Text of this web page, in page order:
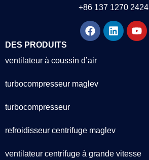
+86 137 1270 2424
DES PRODUITS
ventilateur à coussin d’air
turbocompresseur maglev
turbocompresseur
refroidisseur centrifuge maglev
ventilateur centrifuge à grande vitesse